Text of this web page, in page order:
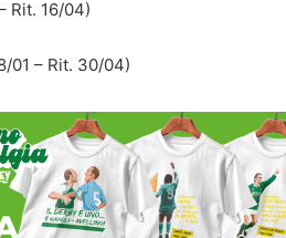
Rit. 16/04)
01 – Rit. 30/04)